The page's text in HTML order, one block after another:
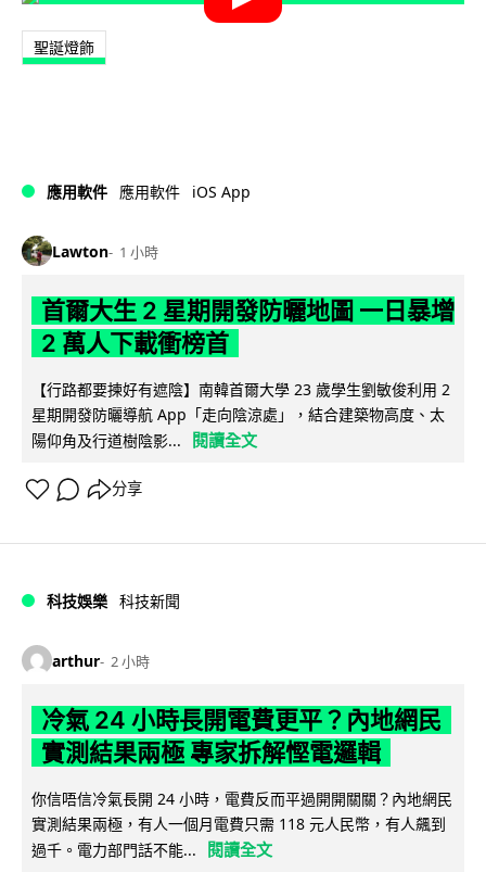
聖誕燈飾
應用軟件 應用軟件 iOS App
Lawton 1 小時
首爾大生 2 星期開發防曬地圖 一日暴增
2 萬人下載衝榜首
【行路都要揀好有遮陰】南韓首爾大學 23 歲學生劉敏俊利用 2
星期開發防曬導航 App「走向陰涼處」，結合建築物高度、太
陽仰角及行道樹陰影...
閱讀全文
分享
科技娛樂 科技新聞
arthur 2 小時
冷氣 24 小時長開電費更平？內地網民
實測結果兩極 專家拆解慳電邏輯
你信唔信冷氣長開 24 小時，電費反而平過開開關關？內地網民
實測結果兩極，有人一個月電費只需 118 元人民幣，有人飆到
過千。電力部門話不能...
閱讀全文